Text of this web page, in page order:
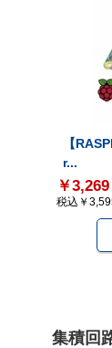
【
r...
￥3,269
税込￥
集積回